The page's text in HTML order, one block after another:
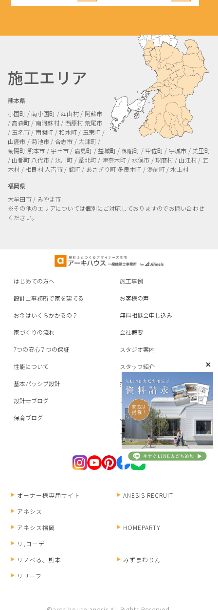
施工エリア
熊本県
小国町 / 南小国町 / 産山村 / 阿蘇市
/ 高森町 / 南阿蘇村 / 西原村 荒尾市
/ 玉名市 / 南関町 / 和水町 / 玉東町 /
山鹿市 / 菊池市 / 合志市 / 大津町 /
菊陽町 熊本市 / 宇土市 / 嘉島町 / 益城町 / 御船町 / 甲佐町 / 宇城市 / 美里町
/ 山都町 八代市 / 氷川町 / 葦北町 / 津奈木町 / 水俣市 / 球磨村 / 山江村 / 五
木村 / 相良村人吉市 / 錦町 / あさぎり町 多良木町 / 湯前町 / 水上村
福岡県
大牟田市 / みやま市
※その他のエリアについては個別にご対応しておりますのでお問い合わせ
ください。
はじめての方へ
設計士事務所で家を建てる
お金はいくらかかるの？
家づくりの流れ
7つの安心７つの保証
性能について
基本パッシブ設計
設計士ブログ
保育ブログ
施工事例
お客様の声
無料相談会申し込み
会社概要
スタジオ案内
スタッフ紹介
採用情報
アーキハウスからのお願い
よくある質問
プライバシーポリシー
オーナー様専用サイト
ANESIS RECRUIT
アネシス
アネシス福岡
HOMEPARTY
リ;コーデ
リノベる。熊本
みずまわりん
リリーフ